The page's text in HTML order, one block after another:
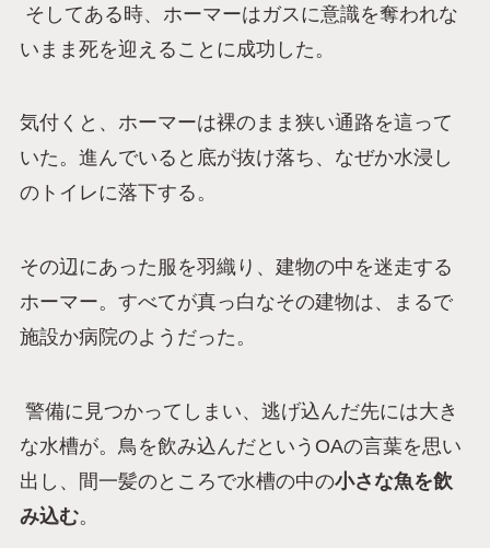
そしてある時、ホーマーはガスに意識を奪われな
いまま死を迎えることに成功した。
気付くと、ホーマーは裸のまま狭い通路を這って
いた。進んでいると底が抜け落ち、なぜか水浸し
のトイレに落下する。
その辺にあった服を羽織り、建物の中を迷走する
ホーマー。すべてが真っ白なその建物は、まるで
施設か病院のようだった。
警備に見つかってしまい、逃げ込んだ先には大き
な水槽が。鳥を飲み込んだというOAの言葉を思い
出し、間一髪のところで水槽の中の小さな魚を飲
み込む。